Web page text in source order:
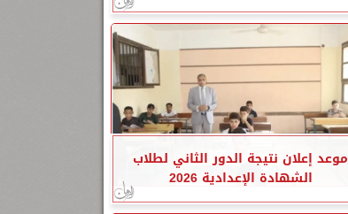
موعد إعلان نتيجة الدور الثاني لطلاب
الشهادة الإعدادية 2026